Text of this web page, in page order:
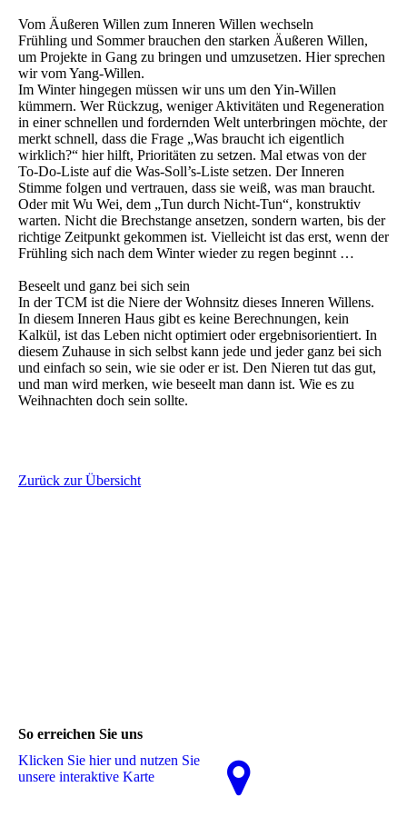
Vom Äußeren Willen zum Inneren Willen wechseln
Frühling und Sommer brauchen den starken Äußeren Willen,
um Projekte in Gang zu bringen und umzusetzen. Hier sprechen
wir vom Yang-Willen.
Im Winter hingegen müssen wir uns um den Yin-Willen
kümmern. Wer Rückzug, weniger Aktivitäten und Regeneration
in einer schnellen und fordernden Welt unterbringen möchte, der
merkt schnell, dass die Frage „Was braucht ich eigentlich
wirklich?“ hier hilft, Prioritäten zu setzen. Mal etwas von der
To-Do-Liste auf die Was-Soll’s-Liste setzen. Der Inneren
Stimme folgen und vertrauen, dass sie weiß, was man braucht.
Oder mit Wu Wei, dem „Tun durch Nicht-Tun“, konstruktiv
warten. Nicht die Brechstange ansetzen, sondern warten, bis der
richtige Zeitpunkt gekommen ist. Vielleicht ist das erst, wenn der
Frühling sich nach dem Winter wieder zu regen beginnt …
Beseelt und ganz bei sich sein
In der TCM ist die Niere der Wohnsitz dieses Inneren Willens.
In diesem Inneren Haus gibt es keine Berechnungen, kein
Kalkül, ist das Leben nicht optimiert oder ergebnisorientiert. In
diesem Zuhause in sich selbst kann jede und jeder ganz bei sich
und einfach so sein, wie sie oder er ist. Den Nieren tut das gut,
und man wird merken, wie beseelt man dann ist. Wie es zu
Weihnachten doch sein sollte.
Zurück zur Übersicht
So erreichen Sie uns
Klicken Sie hier und nutzen Sie
unsere interaktive Karte